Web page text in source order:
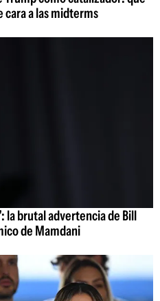
cara a las midterms
la brutal advertencia de Bill
de Mamdani